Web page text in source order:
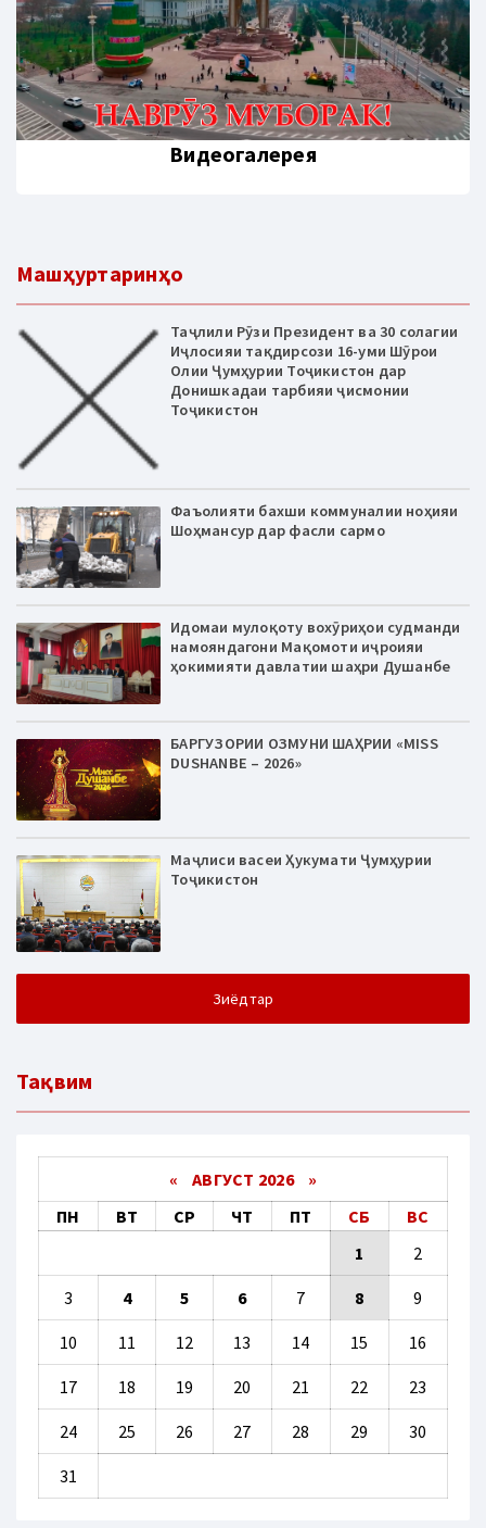
Видеогалерея
Машҳуртаринҳо
Таҷлили Рӯзи Президент ва 30 солагии
Иҷлосияи тақдирсози 16-уми Шӯрои
Олии Ҷумҳурии Тоҷикистон дар
Донишкадаи тарбияи ҷисмонии
Тоҷикистон
Фаъолияти бахши коммуналии ноҳияи
Шоҳмансур дар фасли сармо
Идомаи мулоқоту вохӯриҳои судманди
намояндагони Мақомоти иҷроияи
ҳокимияти давлатии шаҳри Душанбе
БАРГУЗОРИИ ОЗМУНИ ШАҲРИИ «MISS
DUSHANBE – 2026»
Маҷлиси васеи Ҳукумати Ҷумҳурии
Тоҷикистон
Зиёдтар
Тақвим
« АВГУСТ 2026 »
ПН
ВТ СР ЧТ ПТ СБ
ВС
1
2
3 4 5 6 7 8 9
10 11 12 13 14 15 16
17 18 19 20 21 22 23
24 25 26 27 28 29 30
31